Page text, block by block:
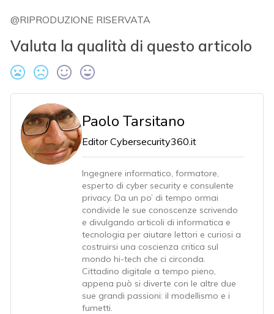
@RIPRODUZIONE RISERVATA
Valuta la qualità di questo articolo
Paolo Tarsitano
Editor Cybersecurity360.it
Ingegnere informatico, formatore,
esperto di cyber security e consulente
privacy. Da un po’ di tempo ormai
condivide le sue conoscenze scrivendo
e divulgando articoli di informatica e
tecnologia per aiutare lettori e curiosi a
costruirsi una coscienza critica sul
mondo hi-tech che ci circonda.
Cittadino digitale a tempo pieno,
appena può si diverte con le altre due
sue grandi passioni: il modellismo e i
fumetti.